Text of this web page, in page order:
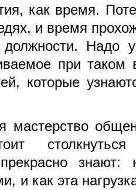
как время.
и время
должности.
при таком
которые
мастерство
знают:
и как эта